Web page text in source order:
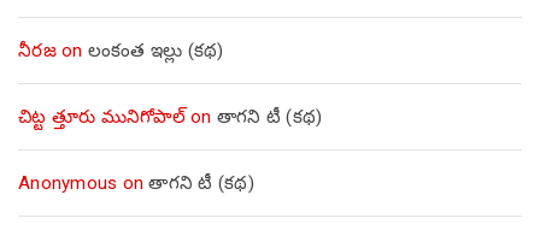
నీరజon లంకంత ఇల్లు (కథ)
చిట్ట త్తూరు మునిగోపాల్on తాగని టీ (కథ)
Anonymous onతాగని టీ (కథ)